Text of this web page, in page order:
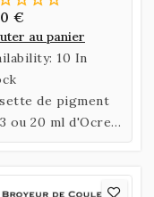
€
au panier
10 In
de pigment
ou 20 ml d'Ocre
d'Or.